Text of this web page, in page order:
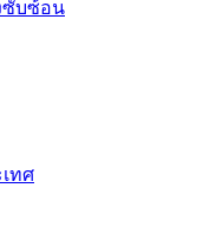
ซับซ้อน
ทศ